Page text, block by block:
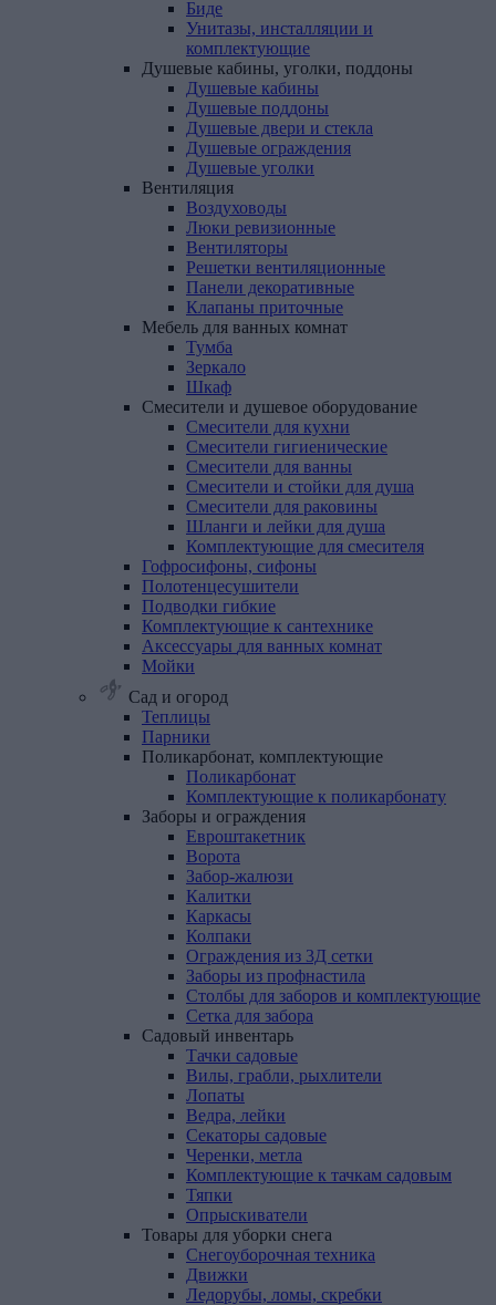
Биде
Унитазы, инсталляции и
комплектующие
Душевые кабины, уголки, поддоны
Душевые кабины
Душевые поддоны
Душевые двери и стекла
Душевые ограждения
Душевые уголки
Вентиляция
Воздуховоды
Люки ревизионные
Вентиляторы
Решетки вентиляционные
Панели декоративные
Клапаны приточные
Мебель для ванных комнат
Тумба
Зеркало
Шкаф
Смесители и душевое оборудование
Смесители для кухни
Смесители гигиенические
Смесители для ванны
Смесители и стойки для душа
Смесители для раковины
Шланги и лейки для душа
Комплектующие для смесителя
Гофросифоны, сифоны
Полотенцесушители
Подводки гибкие
Комплектующие к сантехнике
Аксессуары для ванных комнат
Мойки
Сад и огород
Теплицы
Парники
Поликарбонат, комплектующие
Поликарбонат
Комплектующие к поликарбонату
Заборы и ограждения
Евроштакетник
Ворота
Забор-жалюзи
Калитки
Каркасы
Колпаки
Ограждения из 3Д сетки
Заборы из профнастила
Столбы для заборов и комплектующие
Сетка для забора
Садовый инвентарь
Тачки садовые
Вилы, грабли, рыхлители
Лопаты
Ведра, лейки
Секаторы садовые
Черенки, метла
Комплектующие к тачкам садовым
Тяпки
Опрыскиватели
Товары для уборки снега
Снегоуборочная техника
Движки
Ледорубы, ломы, скребки